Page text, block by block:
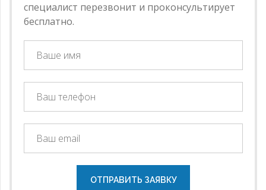
специалист перезвонит и проконсультирует
бесплатно.
ОТПРАВИТЬ ЗАЯВКУ